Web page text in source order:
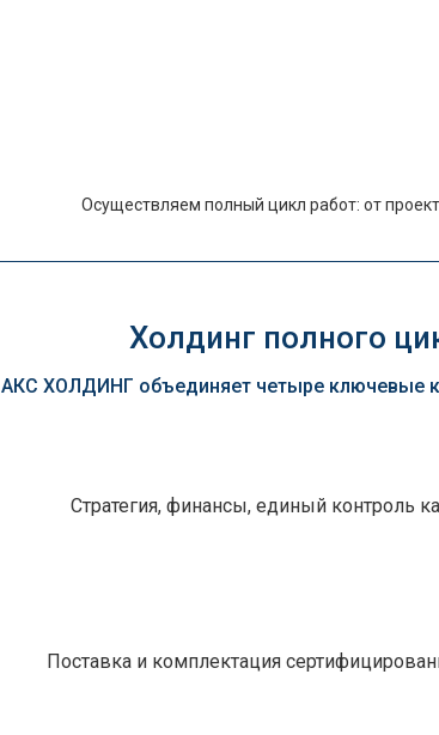
Осуществляем полный цикл работ: от
Холдинг полного
АКС ХОЛДИНГ объединяет четыре ключевые
Стратегия, финансы, единый контроль
Поставка и комплектация